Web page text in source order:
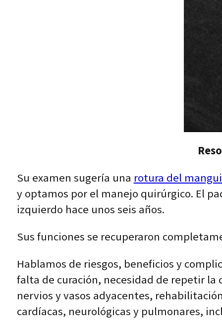
Su examen sugería una rotura del
y optamos por el manejo quirúrgico. El
izquierdo hace unos seis años.
Sus funciones se recuperaron
Hablamos de riesgos, beneficios y
falta de curación, necesidad de repetir
nervios y vasos adyacentes,
cardíacas, neurológicas y pulmonares,